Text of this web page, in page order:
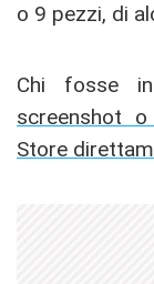
o 9 pezzi, di
Chi fosse
screenshot
Store